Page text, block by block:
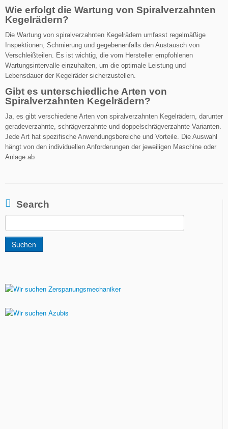
Wie erfolgt die Wartung von Spiralverzahnten
Kegelrädern?
Die Wartung von spiralverzahnten Kegelrädern umfasst regelmäßige
Inspektionen, Schmierung und gegebenenfalls den Austausch von
Verschleißteilen. Es ist wichtig, die vom Hersteller empfohlenen
Wartungsintervalle einzuhalten, um die optimale Leistung und
Lebensdauer der Kegelräder sicherzustellen.
Gibt es unterschiedliche Arten von
Spiralverzahnten Kegelrädern?
Ja, es gibt verschiedene Arten von spiralverzahnten Kegelrädern, darunter
geradeverzahnte, schrägverzahnte und doppelschrägverzahnte Varianten.
Jede Art hat spezifische Anwendungsbereiche und Vorteile. Die Auswahl
hängt von den individuellen Anforderungen der jeweiligen Maschine oder
Anlage ab
Search
Suchen
nach: